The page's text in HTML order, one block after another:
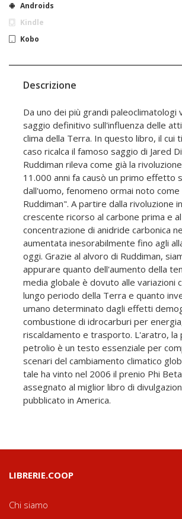
Androids
Kindle
Kobo
Descrizione
Da uno dei più grandi paleoclimatologi
saggio definitivo sull'influenza delle
clima della Terra. In questo libro, il cui
caso ricalca il famoso saggio di Jared
Ruddiman rileva come già la
11.000 anni fa causò un primo effetto
dall'uomo, fenomeno ormai noto
Ruddiman". A partire dalla rivoluzione
crescente ricorso al carbone prima e
concentrazione di anidride carbonica
aumentata inesorabilmente fino agli
oggi. Grazie al alvoro di Ruddiman,
appurare quanto dell'aumento della
media globale è dovuto alle variazioni
lungo periodo della Terra e quanto
umano determinato dagli effetti
combustione di idrocarburi per
riscaldamento e trasporto. L'aratro, la
petrolio è un testo essenziale per
scenari del cambiamento climatico
tale ha vinto nel 2006 il prenio Phi
assegnato al miglior libro di
pubblicato in America.
LIBRERIE.COOP
Chi siamo